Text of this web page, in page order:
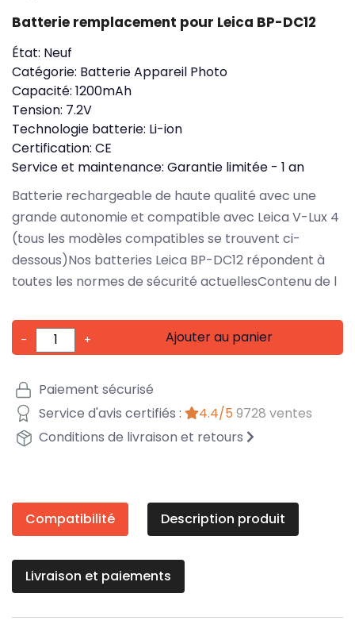
Batterie remplacement pour Leica BP-DC12
État: Neuf
Catégorie: Batterie Appareil Photo
Capacité: 1200mAh
Tension: 7.2V
Technologie batterie: Li-ion
Certification: CE
Service et maintenance: Garantie limitée - 1 an
Batterie rechargeable de haute qualité avec une
grande autonomie et compatible avec Leica V-Lux 4
(tous les modèles compatibles se trouvent ci-
dessous)Nos batteries Leica BP-DC12 répondent à
toutes les normes de sécurité actuellesContenu de l
- + Ajouter au panier
Paiement sécurisé
Service d'avis certifiés :
4.4/5 9728 ventes
Conditions de livraison et retours
Compatibilité Description produit
Livraison et paiements